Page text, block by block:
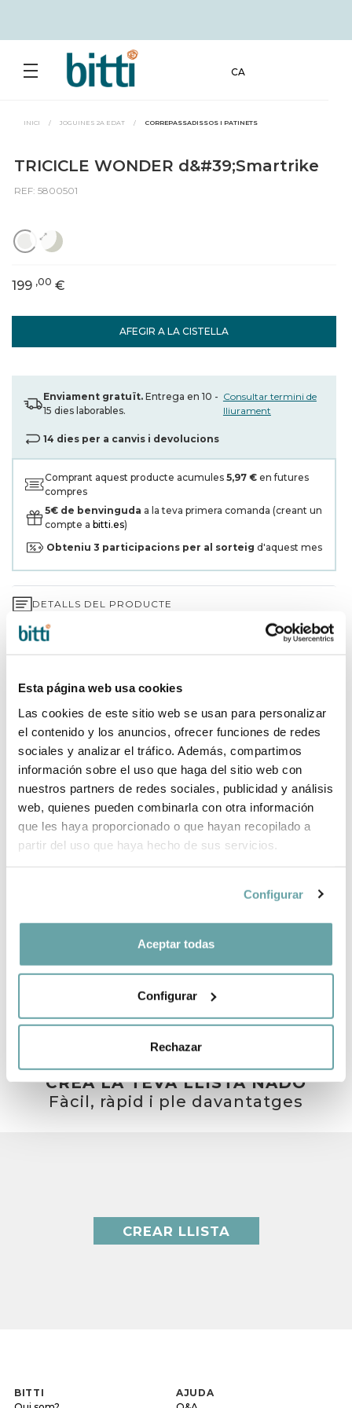
Esta página web usa cookies
Las cookies de este sitio web se usan para personalizar
el contenido y los anuncios, ofrecer funciones de redes
sociales y analizar el tráfico. Además, compartimos
información sobre el uso que haga del sitio web con
nuestros partners de redes sociales, publicidad y análisis
web, quienes pueden combinarla con otra información
que les haya proporcionado o que hayan recopilado a
partir del uso que haya hecho de sus servicios.
Configurar
Aceptar todas
Configurar
Rechazar
CA
INICI / JOGUINES 2A EDAT / CORREPASSADISSOS I PATINETS
TRICICLE WONDER d&#39;Smartrike
REF: 5800501
AFEGIR A LA CISTELLA
199 ,00 €
Enviament gratuït. Entrega en 10 -
15 dies laborables.
Consultar termini de
lliurament
14 dies per a canvis i devolucions
Comprant aquest producte acumules 5,97 € en futures
compres
5€ de benvinguda a la teva primera comanda (creant un
compte a bitti.es)
Obteniu 3 participacions per al sorteig d'aquest mes
DETALLS DEL PRODUCTE
GARANTIA DE 3 ANYS*
PER QUÈ TRIAR BITTI?
INFORMACIÓ DE LA MARCA
COMPARTIR
ALTRES CLIENTS TAMBÉ VAN VEURE
CREA LA TEVA LLISTA NADÓ
Fàcil, ràpid i ple davantatges
CREAR LLISTA
BITTI
AJUDA